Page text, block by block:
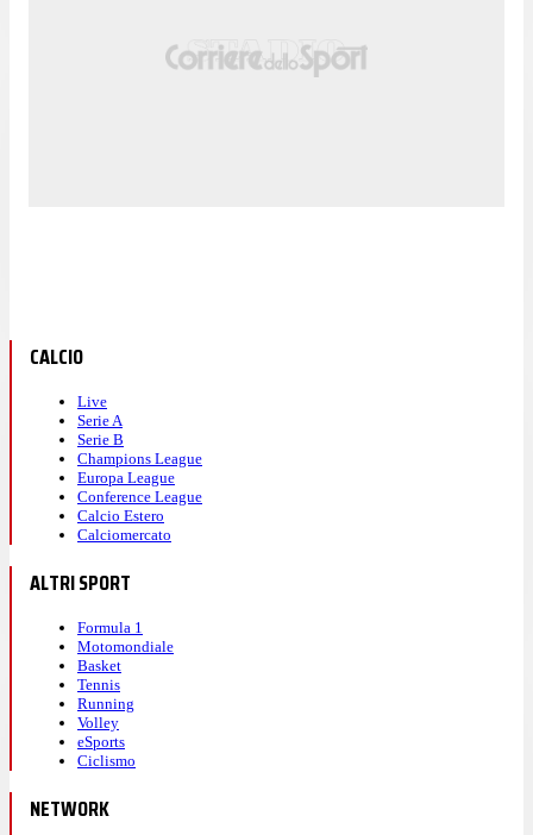
CALCIO
Live
Serie A
Serie B
Champions League
Europa League
Conference League
Calcio Estero
Calciomercato
ALTRI SPORT
Formula 1
Motomondiale
Basket
Tennis
Running
Volley
eSports
Ciclismo
NETWORK